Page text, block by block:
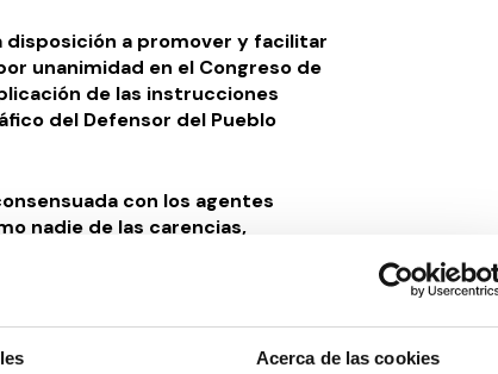
Acerca de las cookies
disposición a promover y facilitar
unanimidad en el Congreso de
de las instrucciones
del Defensor del Pueblo
con los agentes
nadie de las carencias,
personas y organizaciones que
calidad de vida, a la verdadera